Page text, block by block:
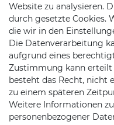
Versandpartner
Website zu analysieren.
durch gesetzte Cookies.
die wir in den
Die Datenverarbeitung
aufgrund eines
Zustimmung kann erteilt
besteht das Recht, nicht
zu einem späteren
Weitere Informationen
personenbezogener